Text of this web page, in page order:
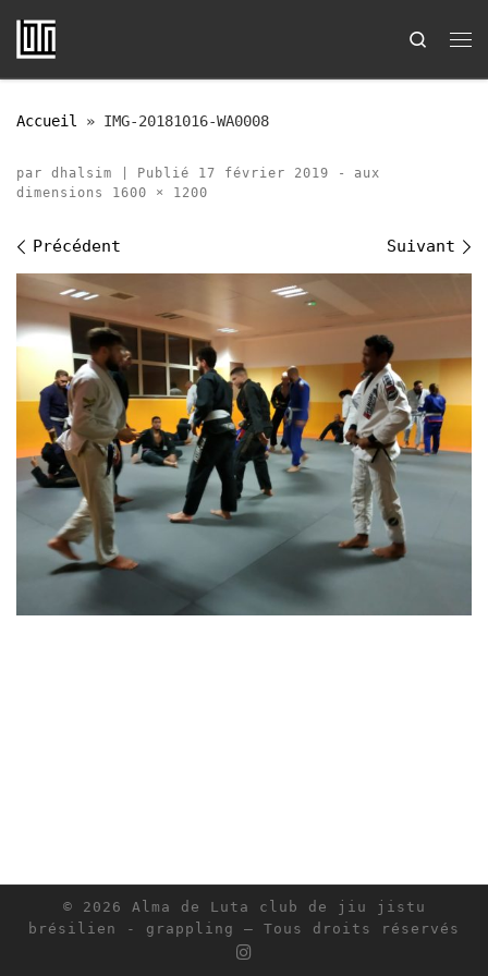
Passer au contenu
Search
Accueil » IMG-20181016-WA0008
par dhalsim Publié 17 février 2019 -
aux
dimensions
1600 × 1200
Navigation des images
Précédent Suivant
© 2026 Alma de Luta club de jiu jistu
brésilien - grappling
– Tous droits réservés